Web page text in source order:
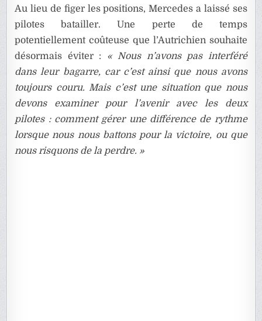
Au lieu de figer les positions, Mercedes a laissé ses
pilotes batailler. Une perte de temps
potentiellement coûteuse que l’Autrichien souhaite
désormais éviter : « Nous n’avons pas interféré
dans leur bagarre, car c’est ainsi que nous avons
toujours couru. Mais c’est une situation que nous
devons examiner pour l’avenir avec les deux
pilotes : comment gérer une différence de rythme
lorsque nous nous battons pour la victoire, ou que
nous risquons de la perdre. »